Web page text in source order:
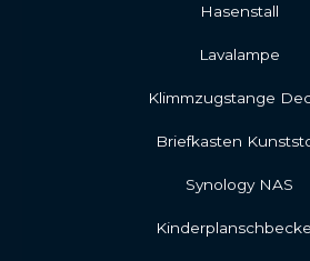
Hasenstall
Lavalampe
Klimmzugstange
Briefkasten
Synology NAS